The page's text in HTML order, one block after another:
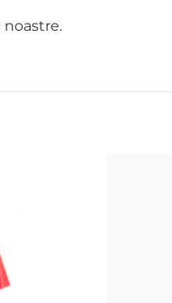
noastre.